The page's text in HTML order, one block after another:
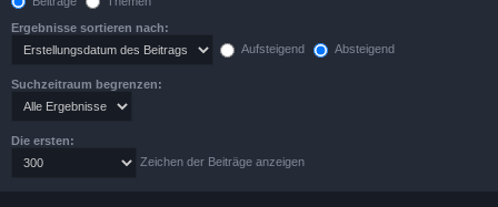
Ergebnisse sortieren nach:
Aufsteigend
Absteigend
Suchzeitraum begrenzen:
Die ersten:
Zeichen der Beiträge anzeigen